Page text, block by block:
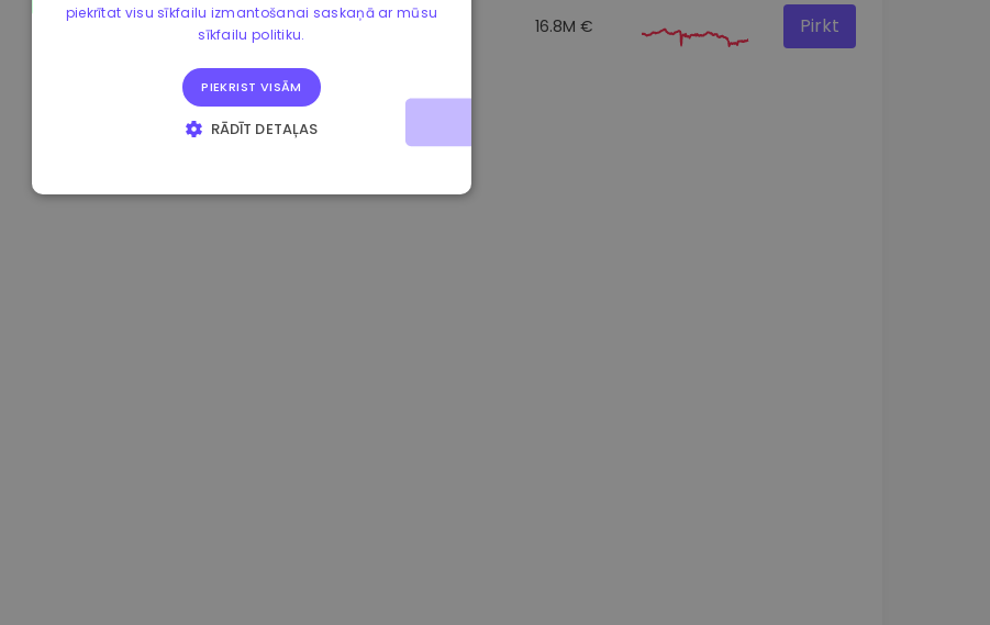
+1.90% 16.8M € Pirkt
piekrītat visu sīkfailu izmantošanai saskaņā ar mūsu
sīkfailu politiku.
PIEKRIST VISĀM
RĀDĪT DETAĻAS